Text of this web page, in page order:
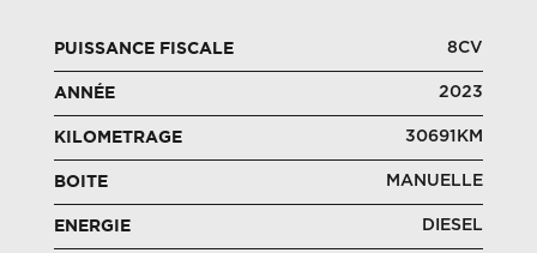
PUISSANCE FISCALE 8CV
ANNÉE 2023
KILOMETRAGE 30691KM
BOITE MANUELLE
ENERGIE DIESEL